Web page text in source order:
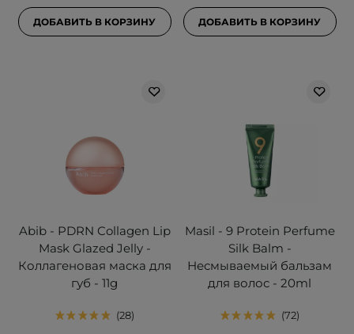
ДОБАВИТЬ В КОРЗИНУ ДОБАВИТЬ В КОРЗИНУ
Abib - PDRN Collagen Lip
Mask Glazed Jelly -
Коллагеновая маска для
губ - 11g
28
Masil - 9 Protein Perfume
Silk Balm -
Несмываемый бальзам
для волос - 20ml
72